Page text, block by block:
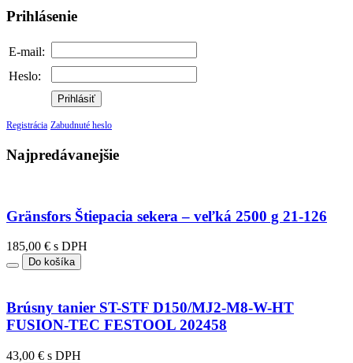
Prihlásenie
E-mail:
Heslo:
Prihlásiť
Registrácia Zabudnuté heslo
Najpredávanejšie
Gränsfors Štiepacia sekera – veľká 2500 g 21-126
185,00 € s DPH
Do košíka
Brúsny tanier ST-STF D150/MJ2-M8-W-HT
FUSION-TEC FESTOOL 202458
43,00 € s DPH